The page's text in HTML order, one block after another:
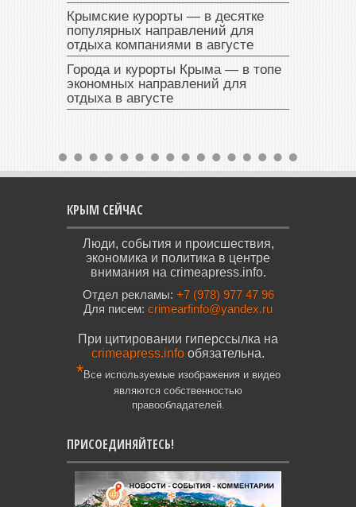
Крымские курорты — в десятке
популярных направлений для
отдыха компаниями в августе
Города и курорты Крыма — в топе
экономных направлений для
отдыха в августе
КРЫМ СЕЙЧАС
Люди, события и происшествия,
экономика и политика в центре
внимания на crimeapress.info.
Отдел рекламы: +7 (978) 977 47 96
Для писем: crimearfinfo@yandex.ru
При цитировании гиперссылка на
crimeapress.info обязательна.
*Все используемые изображения и видео
являются собственностью
правообладателей.
ПРИСОЕДИНЯЙТЕСЬ!